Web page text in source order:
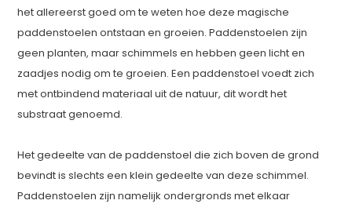
het allereerst goed om te weten hoe deze magische
paddenstoelen ontstaan en groeien. Paddenstoelen zijn
geen planten, maar schimmels en hebben geen licht en
zaadjes nodig om te groeien. Een paddenstoel voedt zich
met ontbindend materiaal uit de natuur, dit wordt het
substraat genoemd.
Het gedeelte van de paddenstoel die zich boven de grond
bevindt is slechts een klein gedeelte van deze schimmel.
Paddenstoelen zijn namelijk ondergronds met elkaar